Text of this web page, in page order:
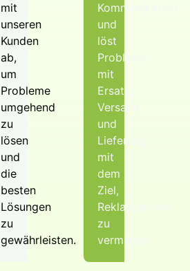
mit
unseren
Kunden
ab,
um
Probleme
umgehend
zu
lösen
und
die
besten
Lösungen
zu
gewährleisten.
Kommunikation
und
löst
Probleme
mit
Ersatz,
Versand
und
Lieferung,
mit
dem
Ziel,
Reklamationen
zu
vermeiden.